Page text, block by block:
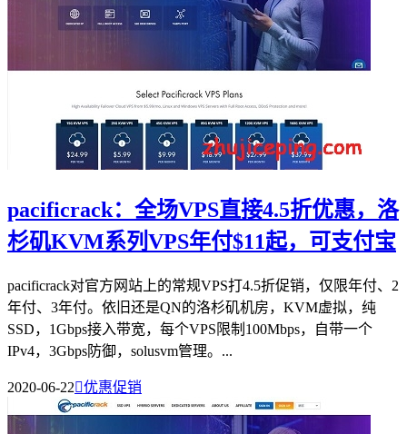
pacificrack：全场VPS直接4.5折优惠，洛
杉矶KVM系列VPS年付$11起，可支付宝
pacificrack对官方网站上的常规VPS打4.5折促销，仅限年付、2
年付、3年付。依旧还是QN的洛杉矶机房，KVM虚拟，纯
SSD，1Gbps接入带宽，每个VPS限制100Mbps，自带一个
IPv4，3Gbps防御，solusvm管理。...
2020-06-22优惠促销